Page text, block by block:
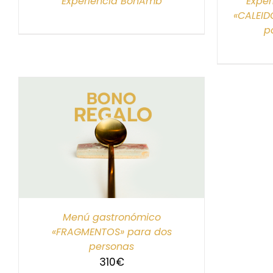
Menú gastronómico
«FRAGMENTOS» para dos
personas
310€